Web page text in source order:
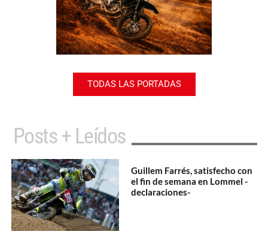
TODAS LAS PORTADAS
Posts + Leídos
Guillem Farrés, satisfecho con
el fin de semana en Lommel -
declaraciones-